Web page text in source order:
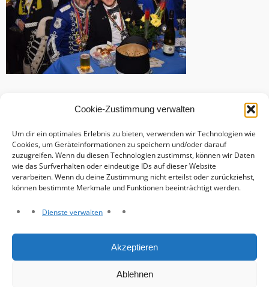
Cookie-Zustimmung verwalten
Um dir ein optimales Erlebnis zu bieten, verwenden wir Technologien wie
Cookies, um Geräteinformationen zu speichern und/oder darauf
zuzugreifen. Wenn du diesen Technologien zustimmst, können wir Daten
wie das Surfverhalten oder eindeutige IDs auf dieser Website
verarbeiten. Wenn du deine Zustimmung nicht erteilst oder zurückziehst,
können bestimmte Merkmale und Funktionen beeinträchtigt werden.
Dienste verwalten
Akzeptieren
Ablehnen